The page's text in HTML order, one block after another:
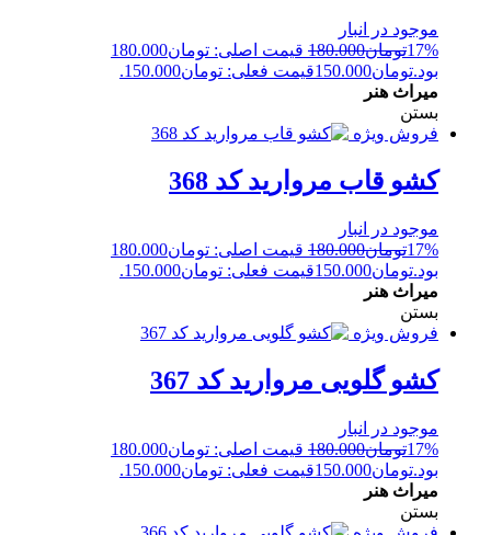
موجود در انبار
17%تومان180.000
قیمت اصلی: تومان180.000
بود.تومان150.000قیمت فعلی: تومان150.000.
میراث هنر
بستن
فروش ویژه
کشو قاب مروارید کد 368
موجود در انبار
17%تومان180.000
قیمت اصلی: تومان180.000
بود.تومان150.000قیمت فعلی: تومان150.000.
میراث هنر
بستن
فروش ویژه
کشو گلویی مروارید کد 367
موجود در انبار
17%تومان180.000
قیمت اصلی: تومان180.000
بود.تومان150.000قیمت فعلی: تومان150.000.
میراث هنر
بستن